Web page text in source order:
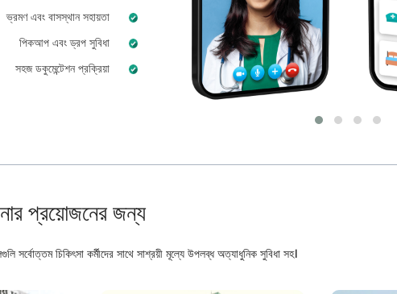
ভ্রমণ এবং বাসস্থান সহায়তা
পিকআপ এবং ড্রপ সুবিধা
সহজ ডকুমেন্টেশন প্রক্রিয়া
প্রয়োজনের জন্য
চিকিৎসা কর্মীদের সাথে সাশ্রয়ী মূল্যে উপলব্ধ অত্যাধুনিক সুবিধা সহ।